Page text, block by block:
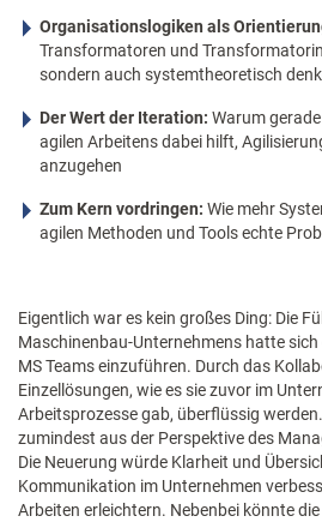
Organisationslogiken als
Transformatoren und
sondern auch systemtheoretisch
Der Wert der Iteration: Warum
agilen Arbeitens dabei hilft,
anzugehen
Zum Kern vordringen: Wie mehr
agilen Methoden und Tools echte
Eigentlich war es kein großes Ding: Die
Maschinenbau-Unternehmens hatte
MS Teams einzuführen. Durch das
Einzellösungen, wie es sie zuvor im
Arbeitsprozesse gab, überflüssig
zumindest aus der Perspektive des
Die Neuerung würde Klarheit und
Kommunikation im Unternehmen
Arbeiten erleichtern. Nebenbei könnte die